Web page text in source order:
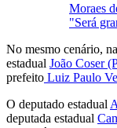
Moraes
"Será
No mesmo cenário,
estadual João Coser
prefeito Luiz Paulo
O deputado estadual
deputada estadual